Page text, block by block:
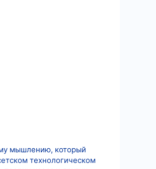
мышлению, который
технологическом